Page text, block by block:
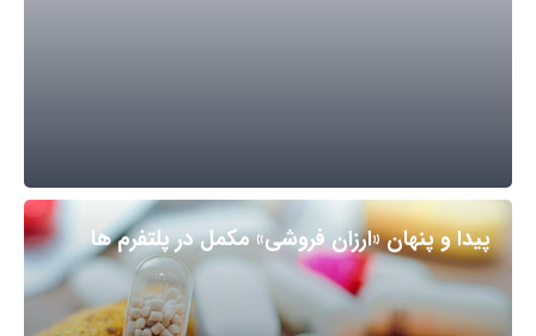
پیدا و پنهان «ارزان فروشی» مکمل در پلتفرم ها